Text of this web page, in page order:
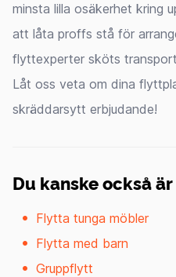
minsta lilla osäkerhet kring
att låta proffs stå för
flyttexperter sköts
Låt oss veta om dina
skräddarsytt erbjudande!
Du kanske också
Flytta tunga möbler
Flytta med barn
Gruppflytt